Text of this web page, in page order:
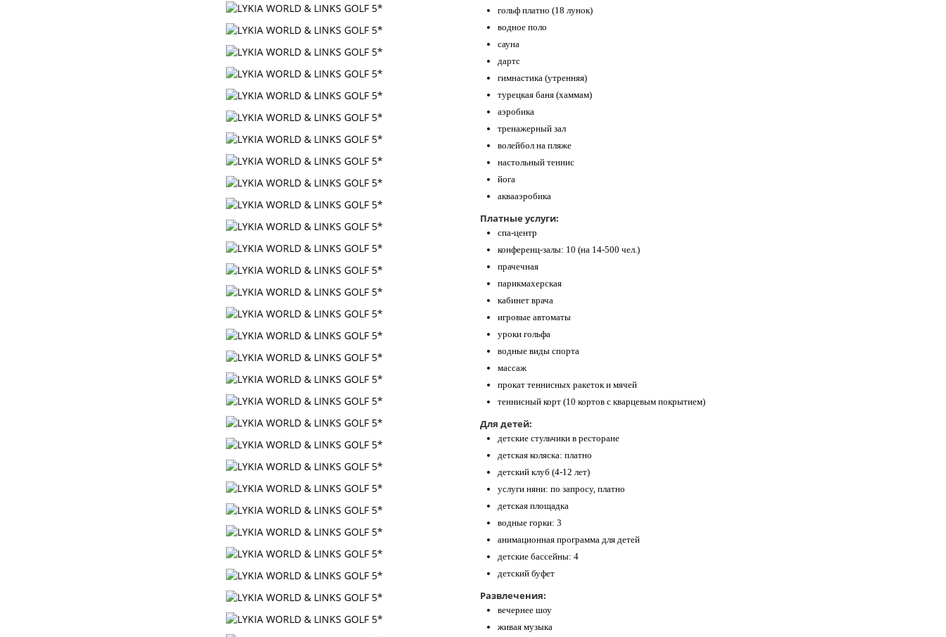
гольф платно (18 лунок)
водное поло
сауна
дартс
гимнастика (утренняя)
турецкая баня (хаммам)
аэробика
тренажерный зал
волейбол на пляже
настольный теннис
йога
аквааэробика
Платные услуги:
спа-центр
конференц-залы: 10 (на 14-500 чел.)
прачечная
парикмахерская
кабинет врача
игровые автоматы
уроки гольфа
водные виды спорта
массаж
прокат теннисных ракеток и мячей
теннисный корт (10 кортов с кварцевым покрытием)
Для детей:
детские стульчики в ресторане
детская коляска: платно
детский клуб (4-12 лет)
услуги няни: по запросу, платно
детская площадка
водные горки: 3
анимационная программа для детей
детские бассейны: 4
детский буфет
Развлечения:
вечернее шоу
живая музыка